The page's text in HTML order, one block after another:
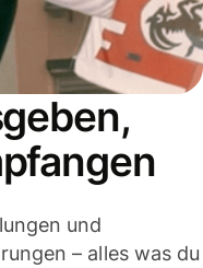
und
– alles was du